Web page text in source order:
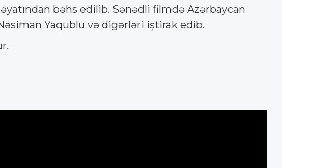
bəhs edilib. Sənədli filmdə Azərbaycan
Yaqublu və digərləri iştirak edib.